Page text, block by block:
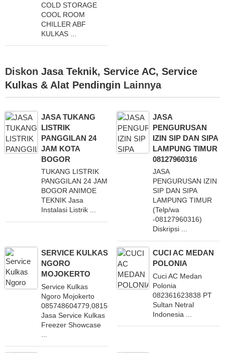
COLD STORAGE
COOL ROOM
CHILLER ABF
KULKAS ...
Diskon Jasa Teknik, Service AC, Service
Kulkas & Alat Pendingin Lainnya
JASA TUKANG
LISTRIK
PANGGILAN 24
JAM KOTA
BOGOR
TUKANG LISTRIK
PANGGILAN 24 JAM
BOGOR ANIMOE
TEKNIK Jasa
Instalasi Listrik ...
JASA
PENGURUSAN
IZIN SIP DAN SIPA
LAMPUNG TIMUR
08127960316
JASA
PENGURUSAN IZIN
SIP DAN SIPA
LAMPUNG TIMUR
(Telp/wa
-08127960316)
Diskripsi ...
SERVICE KULKAS
NGORO
MOJOKERTO
Service Kulkas
Ngoro Mojokerto
085748604779,081555451864 Menerima
Jasa Service Kulkas
Freezer Showcase
CUCI AC MEDAN
POLONIA
Cuci AC Medan
Polonia
082361623838 PT
Sultan Netral
Indonesia ...